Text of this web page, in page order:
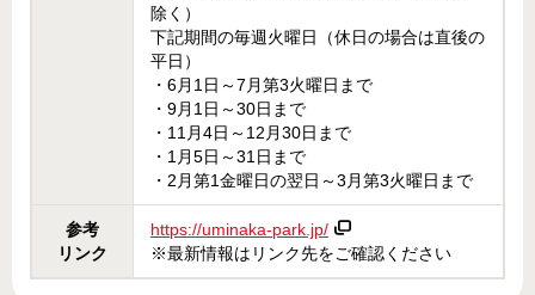
除く）
下記期間の毎週火曜日（休日の場合は直後の
平日）
・6月1日～7月第3火曜日まで
・9月1日～30日まで
・11月4日～12月30日まで
・1月5日～31日まで
・2月第1金曜日の翌日～3月第3火曜日まで
参考
リンク
https://uminaka-park.jp/
※最新情報はリンク先をご確認ください